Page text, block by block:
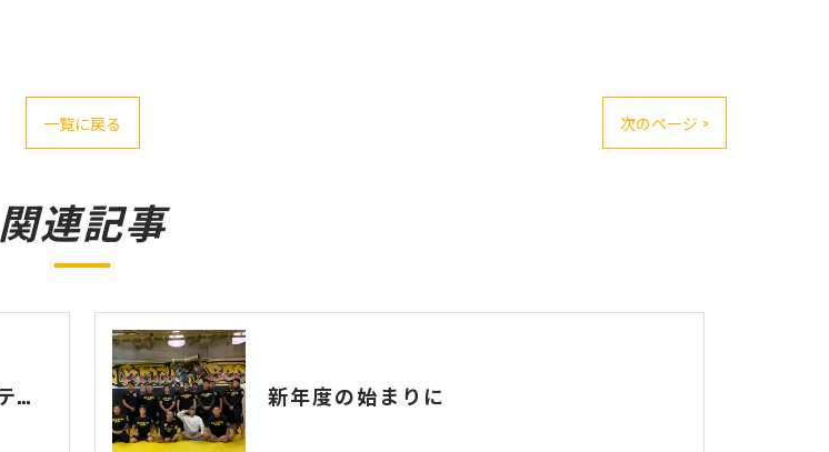
一覧に戻る 次のページ >
関連記事
GW・夏の繁忙期に備えて、セキュリティスタッフ大募集！ 新年度の始まりに